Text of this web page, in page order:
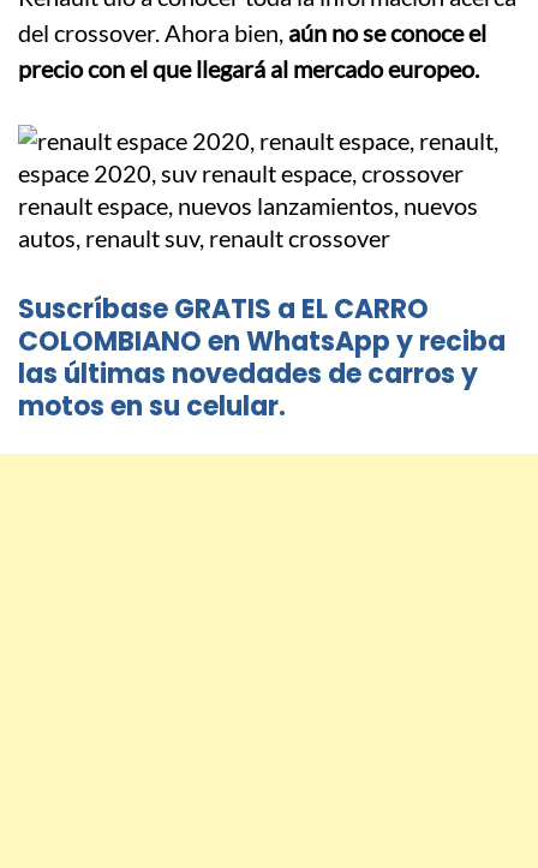
del crossover. Ahora bien, aún no se conoce el
precio con el que llegará al mercado europeo.
Suscríbase GRATIS a EL CARRO
COLOMBIANO en WhatsApp y reciba
las últimas novedades de carros y
motos en su celular.